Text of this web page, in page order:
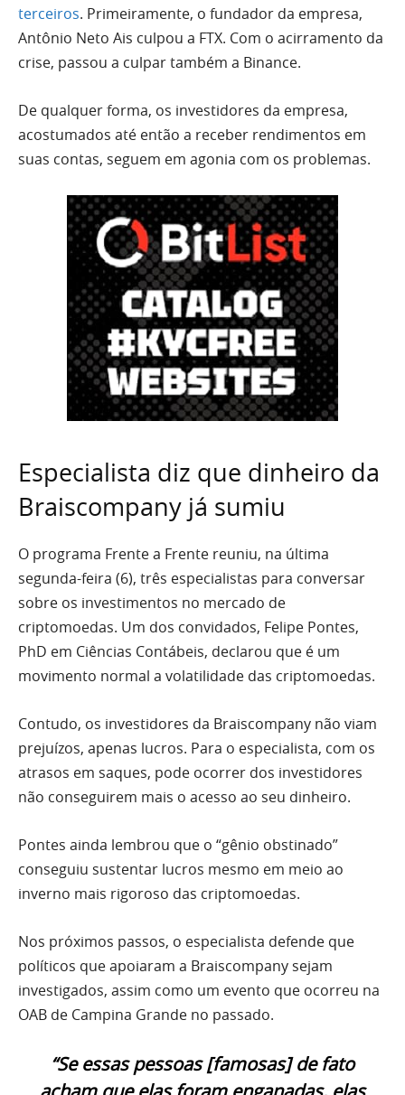
terceiros. Primeiramente, o fundador da empresa,
Antônio Neto Ais culpou a FTX. Com o acirramento da
crise, passou a culpar também a Binance.
De qualquer forma, os investidores da empresa,
acostumados até então a receber rendimentos em
suas contas, seguem em agonia com os problemas.
Especialista diz que dinheiro da
Braiscompany já sumiu
O programa Frente a Frente reuniu, na última
segunda-feira (6), três especialistas para conversar
sobre os investimentos no mercado de
criptomoedas. Um dos convidados, Felipe Pontes,
PhD em Ciências Contábeis, declarou que é um
movimento normal a volatilidade das criptomoedas.
Contudo, os investidores da Braiscompany não viam
prejuízos, apenas lucros. Para o especialista, com os
atrasos em saques, pode ocorrer dos investidores
não conseguirem mais o acesso ao seu dinheiro.
Pontes ainda lembrou que o “gênio obstinado”
conseguiu sustentar lucros mesmo em meio ao
inverno mais rigoroso das criptomoedas.
Nos próximos passos, o especialista defende que
políticos que apoiaram a Braiscompany sejam
investigados, assim como um evento que ocorreu na
OAB de Campina Grande no passado.
“Se essas pessoas [famosas] de fato